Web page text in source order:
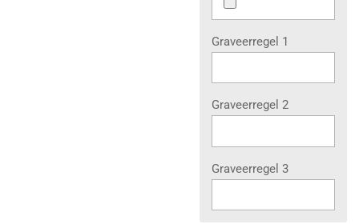
Graveerregel 1
Graveerregel 2
Graveerregel 3